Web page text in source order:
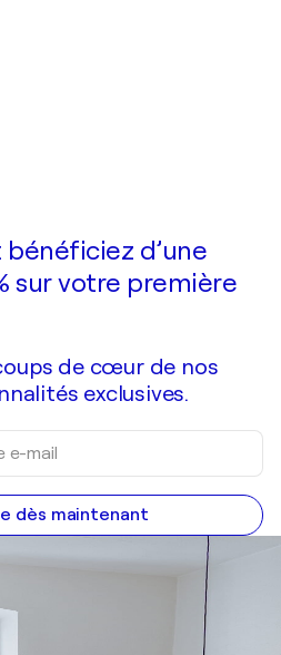
d’une
sur votre première
de cœur de nos
exclusives.
dès maintenant